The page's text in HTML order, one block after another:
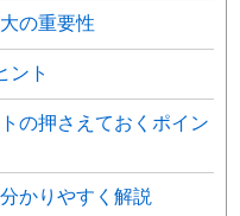
の重要性
ント
の押さえておくポイン
かりやすく解説